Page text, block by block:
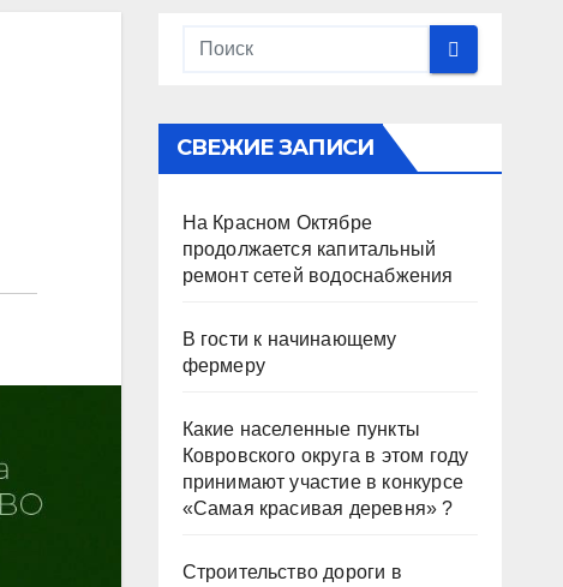
СВЕЖИЕ ЗАПИСИ
На Красном Октябре
продолжается капитальный
ремонт сетей водоснабжения
В гости к начинающему
фермеру
Какие населенные пункты
Ковровского округа в этом году
принимают участие в конкурсе
«Самая красивая деревня» ?
Строительство дороги в